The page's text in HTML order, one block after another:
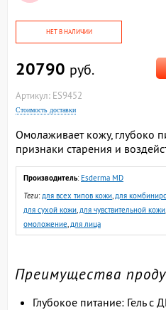
НЕТ В НАЛИЧИИ
20790 руб.
Артикул: ES9452
Стоимость доставки
Омолаживает кожу, глубоко
признаки старения и
Производитель: Esderma MD
Теги:для всех типов кожи,для
для сухой кожи,для чувствительной кожи,
омоложение,для лица
Преимущества
Глубокое питание: Гель